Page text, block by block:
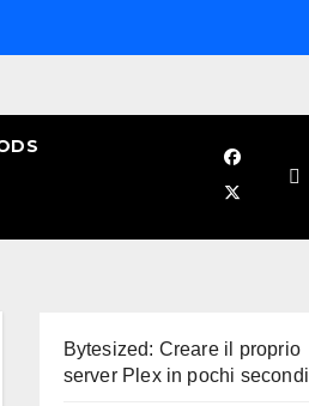
Bytesized: Creare il proprio
server Plex in pochi secondi